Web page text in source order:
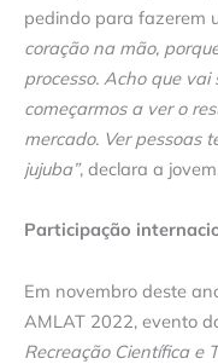
pedindo para fazerem
coração na mão,
processo. Acho que
começarmos a ver o
mercado. Ver pessoas
jujuba”, declara a
Participação
Em novembro deste
AMLAT 2022, evento
Recreação Científica e